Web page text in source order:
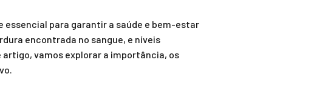
essencial para garantir a saúde e bem-estar
encontrada no sangue, e níveis
vamos explorar a importância, os